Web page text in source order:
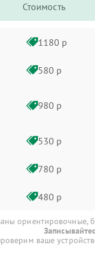
Стоимость
1180 р
580 р
980 р
530 р
780 р
480 р
ориентировочные,
ваше